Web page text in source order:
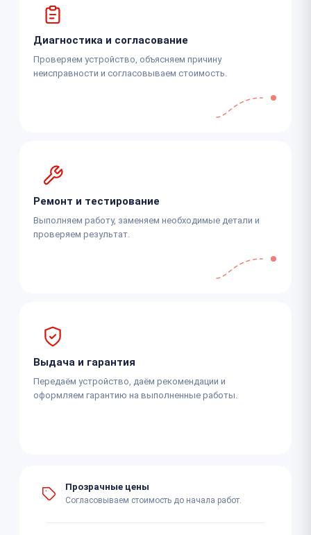
Диагностика и согласование
Проверяем устройство, объясняем причину
неисправности и согласовываем стоимость.
Ремонт и тестирование
Выполняем работу, заменяем необходимые детали и
проверяем результат.
Выдача и гарантия
Передаём устройство, даём рекомендации и
оформляем гарантию на выполненные работы.
Прозрачные цены
Согласовываем стоимость до начала работ.